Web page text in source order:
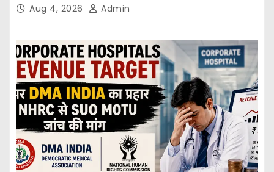
Aug 4, 2026 Admin